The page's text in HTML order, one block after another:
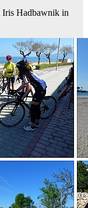
Iris Hadbawnik in